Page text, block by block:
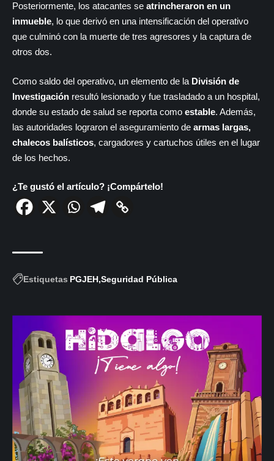
Posteriormente, los atacantes se atrincheraron en un
inmueble, lo que derivó en una intensificación del operativo
que culminó con la muerte de tres agresores y la captura de
otros dos.
Como saldo del operativo, un elemento de la División de
Investigación resultó lesionado y fue trasladado a un hospital,
donde su estado de salud se reporta como estable. Además,
las autoridades lograron el aseguramiento de armas largas,
chalecos balísticos, cargadores y cartuchos útiles en el lugar
de los hechos.
¿Te gustó el artículo? ¡Compártelo!
Estiquetas PGJEH Seguridad Pública